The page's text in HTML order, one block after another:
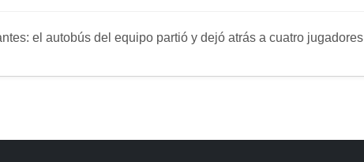
el autobús del equipo partió y dejó atrás a cuatro jugadores